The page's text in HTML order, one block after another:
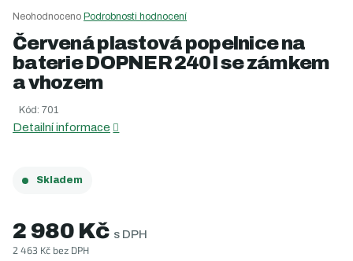
Průměrné
hodnocení
produktu
je
z
hvězdiček.
Neohodnoceno Podrobnosti hodnocení
Červená plastová popelnice na
baterie DOPNER 240 l se zámkem
a vhozem
Kód: 701
Detailní informace
2 980 Kč s DPH
2 463 Kč bez DPH
Skladem